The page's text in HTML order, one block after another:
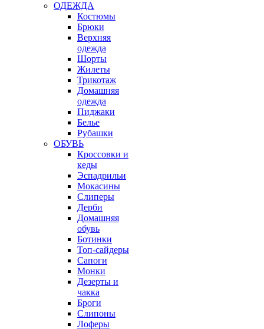
ОДЕЖДА
Костюмы
Брюки
Верхняя
одежда
Шорты
Жилеты
Трикотаж
Домашняя
одежда
Пиджаки
Белье
Рубашки
ОБУВЬ
Кроссовки и
кеды
Эспадрильи
Мокасины
Слиперы
Дерби
Домашняя
обувь
Ботинки
Топ-сайдеры
Сапоги
Монки
Дезерты и
чакка
Броги
Слипоны
Лоферы